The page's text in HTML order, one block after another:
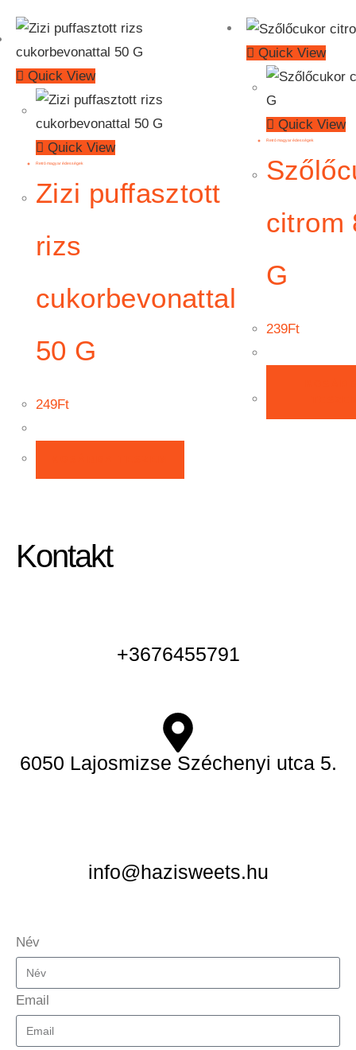
Quick View
Quick View
Retró magyar édességek
Zizi puffasztott
rizs
cukorbevonattal
50 G
249Ft
Quick View
Quick View
Retró magyar édességek
citrom
G
239Ft
Kontakt
+3676455791
6050 Lajosmizse Széchenyi utca 5.
info@hazisweets.hu
Név
Email